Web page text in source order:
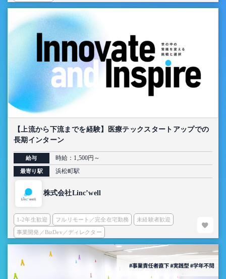
【上流から下流までを経験】医療テックスタートアップでの
長期インターン
給与 時給：1,500円～
最寄り駅 浜松町駅
株式会社Linc’well
1-2年生歓迎 フルリモート／完全在宅勤務 未経験者歓迎
事業開発／BizDev／ディレクター